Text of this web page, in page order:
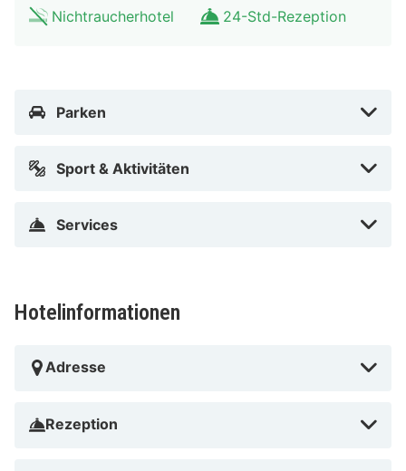
In Linz (Innenstadt)
Nichtraucherhotel
24-Std-Rezeption
Parken
Sport & Aktivitäten
Services
Hotelinformationen
Adresse
Rezeption